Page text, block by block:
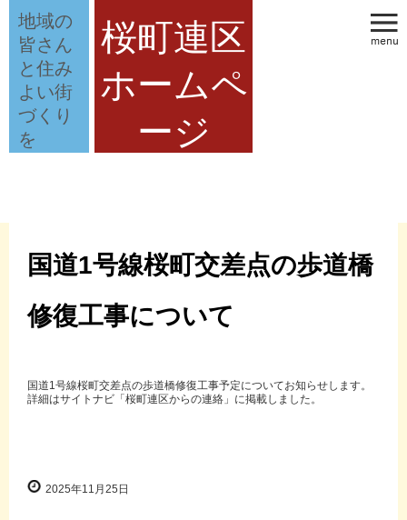
桜町連区
ホームペ
ージ
地域の
皆さん
と住み
よい街
づくり
を
国道1号線桜町交差点の歩道橋
修復工事について
国道1号線桜町交差点の歩道橋修復工事予定についてお知らせします。
詳細はサイトナビ「桜町連区からの連絡」に掲載しました。
2025年11月25日